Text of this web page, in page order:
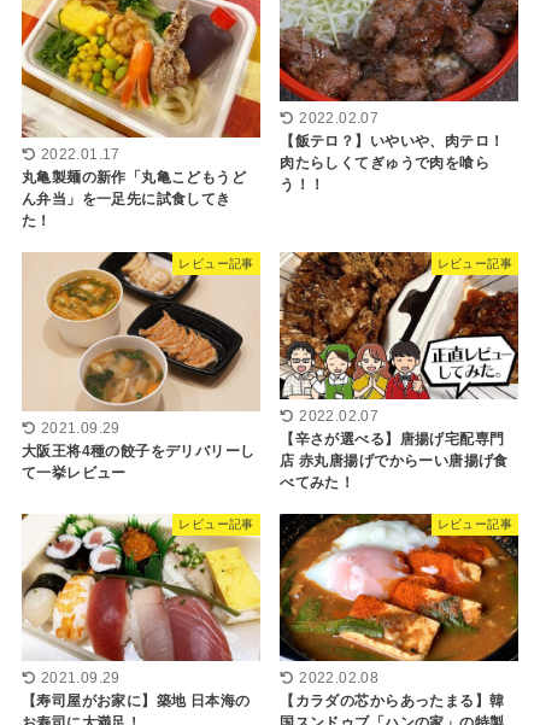
2022.01.17
丸亀製麺の新作「丸亀こどもうど
ん弁当」を一足先に試食してき
た！
2022.02.07
【飯テロ？】いやいや、肉テロ！
肉たらしくてぎゅうで肉を喰ら
う！！
レビュー記事
2021.09.29
大阪王将4種の餃子をデリバリーし
て一挙レビュー
レビュー記事
2022.02.07
【辛さが選べる】唐揚げ宅配専門
店 赤丸唐揚げでからーい唐揚げ食
べてみた！
レビュー記事
2021.09.29
【寿司屋がお家に】築地 日本海の
レビュー記事
2022.02.08
【カラダの芯からあったまる】韓